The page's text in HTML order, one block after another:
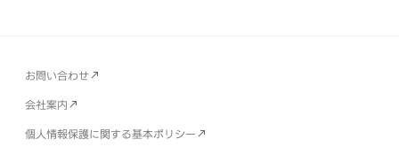
お問い合わせ
会社案内
個人情報保護に関する基本ポリシー